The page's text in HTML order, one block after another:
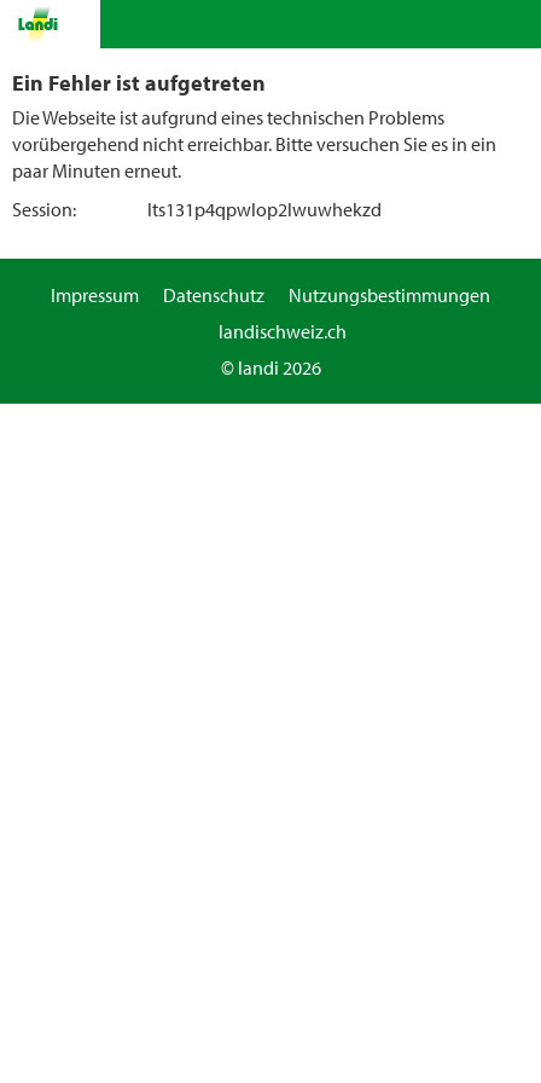
Ein Fehler ist aufgetreten
Die Webseite ist aufgrund eines technischen Problems
vorübergehend nicht erreichbar. Bitte versuchen Sie es in ein
paar Minuten erneut.
Session:
lts131p4qpwlop2lwuwhekzd
Impressum Datenschutz
Nutzungsbestimmungen
landischweiz.ch
© landi 2026